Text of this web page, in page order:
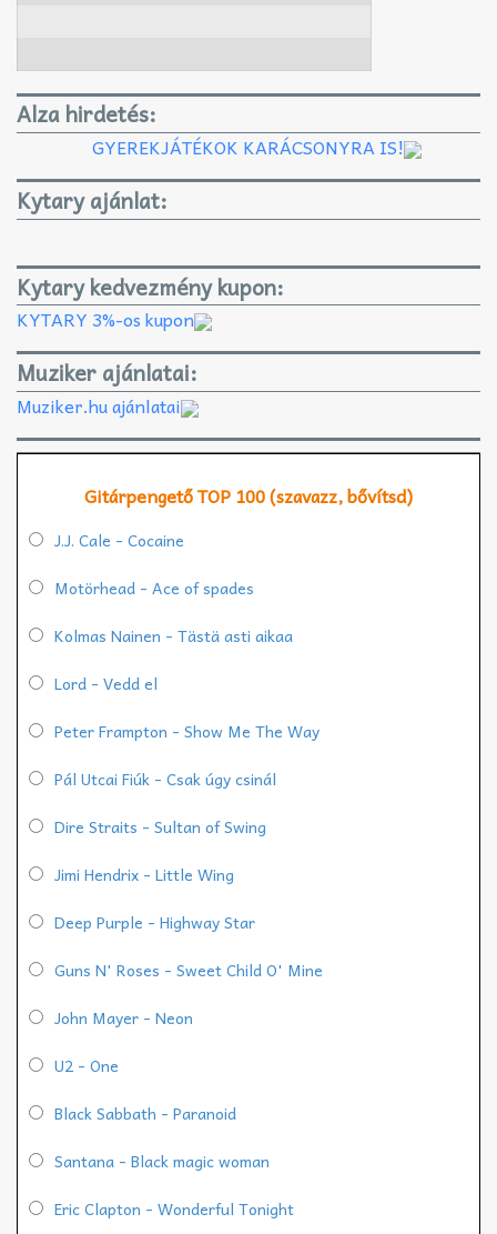
Alza hirdetés:
GYEREKJÁTÉKOK KARÁCSONYRA IS!
Kytary ajánlat:
Kytary kedvezmény kupon:
KYTARY 3%-os kupon
Muziker ajánlatai:
Muziker.hu ajánlatai
Gitárpengető TOP 100 (szavazz, bővítsd)
J.J. Cale - Cocaine
Motörhead - Ace of spades
Kolmas Nainen - Tästä asti aikaa
Lord - Vedd el
Peter Frampton - Show Me The Way
Pál Utcai Fiúk - Csak úgy csinál
Dire Straits - Sultan of Swing
Jimi Hendrix - Little Wing
Deep Purple - Highway Star
Guns N' Roses - Sweet Child O' Mine
John Mayer - Neon
U2 - One
Black Sabbath - Paranoid
Santana - Black magic woman
Eric Clapton - Wonderful Tonight